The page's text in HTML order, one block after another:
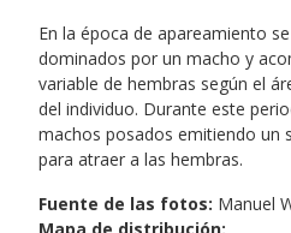
En la época de apareamiento
dominados por un macho y
variable de hembras según el
del individuo. Durante este
machos posados emitiendo un
para atraer a las hembras.
Fuente de las fotos: Manuel